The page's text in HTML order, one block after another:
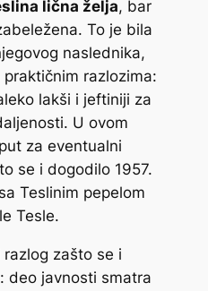
lična želja, bar
To je bila
naslednika,
razlozima:
lakši i jeftiniji za
U ovom
za eventualni
se i dogodilo 1957.
Teslinim pepelom
Tesle.
zašto se i
deo javnosti smatra